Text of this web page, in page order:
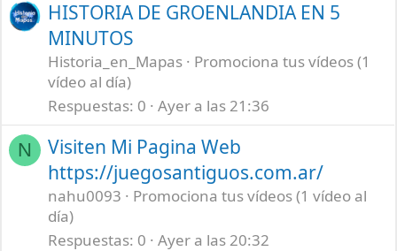
HISTORIA DE GROENLANDIA EN 5
MINUTOS
Historia_en_Mapas
Promociona tus vídeos (1
vídeo al día)
Respuestas 0 Ayer a las 21:36
N
Visiten Mi Pagina Web
https://juegosantiguos.com.ar/
nahu0093
Promociona tus vídeos (1 vídeo al
día)
Respuestas 0 Ayer a las 20:32